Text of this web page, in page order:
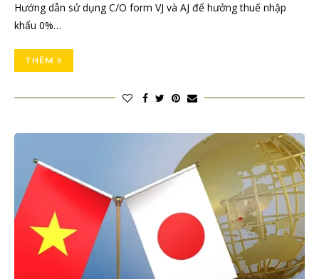
Hướng dẫn sử dụng C/O form VJ và AJ để hưởng thuế nhập
khẩu 0%…
THÊM